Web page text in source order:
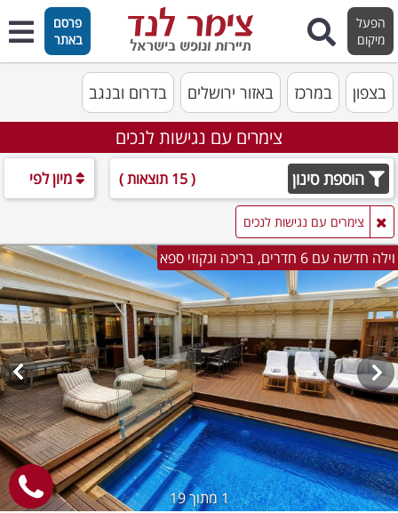
הפעל
מיקום
פרסם
באתר
בצפון במרכז באזור ירושלים בדרום ובנגב
צימרים עם נגישות לנכים
הוספת סינון ( 15 תוצאות ) מיון לפי
צימרים עם נגישות לנכים
וילה חדשה עם 6 חדרים, בריכה וגקוזי ספא
1מתוך 19